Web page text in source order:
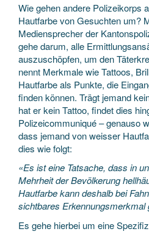
Wie gehen andere Polizeikorps
Hautfarbe von Gesuchten um?
Mediensprecher der
gehe darum, alle
auszuschöpfen, um den
nennt Merkmale wie Tattoos,
Hautfarbe als Punkte, die
finden können. Trägt jemand
hat er kein Tattoo, findet dies
Polizeicommuniqué – genauso
dass jemand von weisser
dies wie folgt:
«Es ist eine Tatsache, dass in
Mehrheit der Bevölkerung
Hautfarbe kann deshalb bei
sichtbares Erkennungsmerkmal
Es gehe hierbei um eine